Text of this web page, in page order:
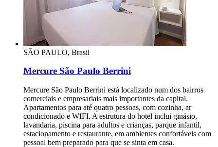
SÃO PAULO, Brasil
Mercure São Paulo Berrini
Mercure São Paulo Berrini está localizado num dos bairros
comerciais e empresariais mais importantes da capital.
Apartamentos para até quatro pessoas, com cozinha, ar
condicionado e WIFI. A estrutura do hotel inclui ginásio,
lavandaria, piscina para adultos e crianças, parque infantil,
estacionamento e restaurante, em ambientes confortáveis com
pessoal bem preparado para que se sinta em casa.